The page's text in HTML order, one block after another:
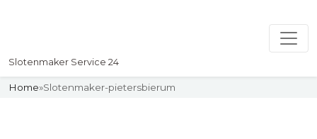
Slotenmaker Service 24
Home»Slotenmaker-pietersbierum